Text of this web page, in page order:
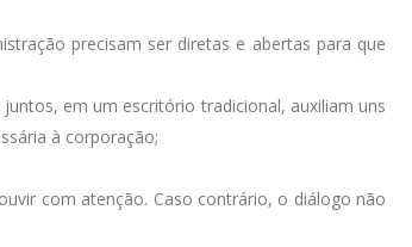
precisam ser diretas e abertas para que
em um escritório tradicional, auxiliam uns
à corporação;
com atenção. Caso contrário, o diálogo não